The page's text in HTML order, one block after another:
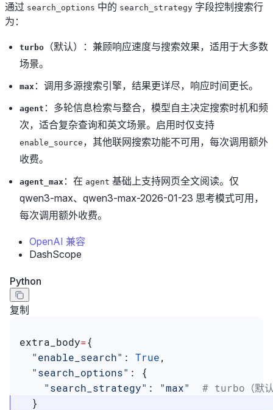
通过 search_options 中的 search_strategy 字段控制搜索行
为：
turbo
（默认）：兼顾响应速度与搜索效果，适用于大多数
场景。
max ：调用多源搜索引擎，结果更详尽，响应时间更长。
agent ：多轮信息检索与整合，模型自主决定搜索时机和频
次，适合复杂查询和英文场景。启用时仅支持
enable_source ，其他联网搜索功能不可用，每次调用额外
收费。
agent_max ：在 agent 基础上支持网页全文阅读。仅
qwen3-max、qwen3-max-2026-01-23 思考模式可用，
每次调用额外收费。
OpenAI 兼容
DashScope
Python
复制
extra_body={
  "enable_search"
: True,
  "search_options"
: {
    "search_strategy"
: "max"
# turbo（默
  }